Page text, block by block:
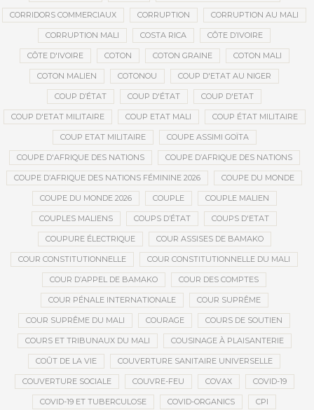
CORRIDORS COMMERCIAUX CORRUPTION CORRUPTION AU MALI
CORRUPTION MALI COSTA RICA CÔTE D’IVOIRE
CÔTE D'IVOIRE COTON COTON GRAINE COTON MALI
COTON MALIEN COTONOU COUP D'ETAT AU NIGER
COUP D’ÉTAT COUP D'ÉTAT COUP D'ETAT
COUP D'ETAT MILITAIRE COUP ETAT MALI COUP ÉTAT MILITAIRE
COUP ETAT MILITAIRE COUPE ASSIMI GOÏTA
COUPE D'AFRIQUE DES NATIONS COUPE D’AFRIQUE DES NATIONS
COUPE D’AFRIQUE DES NATIONS FÉMININE 2026 COUPE DU MONDE
COUPE DU MONDE 2026 COUPLE COUPLE MALIEN
COUPLES MALIENS COUPS D’ÉTAT COUPS D'ETAT
COUPURE ÉLECTRIQUE COUR ASSISES DE BAMAKO
COUR CONSTITUTIONNELLE COUR CONSTITUTIONNELLE DU MALI
COUR D’APPEL DE BAMAKO COUR DES COMPTES
COUR PÉNALE INTERNATIONALE COUR SUPRÊME
COUR SUPRÊME DU MALI COURAGE COURS DE SOUTIEN
COURS ET TRIBUNAUX DU MALI COUSINAGE À PLAISANTERIE
COÛT DE LA VIE COUVERTURE SANITAIRE UNIVERSELLE
COUVERTURE SOCIALE COUVRE-FEU COVAX COVID-19
COVID-19 ET TUBERCULOSE COVID-ORGANICS CPI